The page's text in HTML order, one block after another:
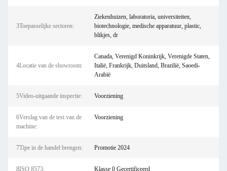
3Toepasselijke sectoren:
Ziekenhuizen, laboratoria, universiteiten,
biotechnologie, medische apparatuur, plastic,
blikjes, dr
4Locatie van de showroom:
Canada, Verenigd Koninkrijk, Verenigde Staten,
Italië, Frankrijk, Duitsland, Brazilië, Saoedi-
Arabië
5Video-uitgaande inspectie: Voorziening
6Verslag van de test van de
machine:
Voorziening
7Tipe in de handel brengen: Promotie 2024
8ISO 8573: Klasse 0 Gecertificeerd